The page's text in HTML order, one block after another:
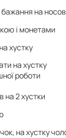
на
і монетами
хустку
на хустку
роботи
на 2 хустки
на хустку